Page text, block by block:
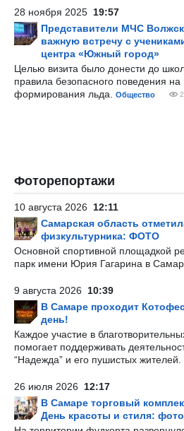
28 ноября 2025 19:57
Представители МЧС
важную встречу с
центра «Южный город»
Целью визита было донести до
правила безопасного поведения
формирования льда.
Общество
Фоторепортажи
10 августа 2026 12:11
Самарская область
физкультурника: ФОТО
Основной спортивной площадкой
парк имени Юрия Гагарина в
9 августа 2026 10:39
В Самаре проходит
день!
Каждое участие в
помогает поддерживать
“Надежда” и его пушистых жителей.
26 июля 2026 12:17
В Самаре торговый
День красоты и стиля: фото